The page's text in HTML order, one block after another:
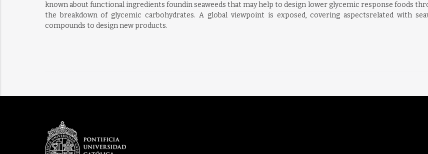
known about functional ingredients foundin seaweeds that may help to design lower glycemic response foods
the breakdown of glycemic carbohydrates. A global viewpoint is exposed, covering aspectsrelated with
compounds to design new products.